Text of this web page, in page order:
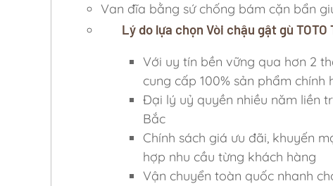
Van đĩa bằng sứ chống bám cặn bẩn
Lý do lựa chọn Vòi chậu gật gù
Với uy tín bền vững qua hơn 2
cung cấp 100% sản phẩm chính
Đại lý uỷ quyền nhiều năm liền
Bắc
Chính sách giá ưu đãi, khuyến
hợp nhu cầu từng khách hàng
Vận chuyển toàn quốc nhanh